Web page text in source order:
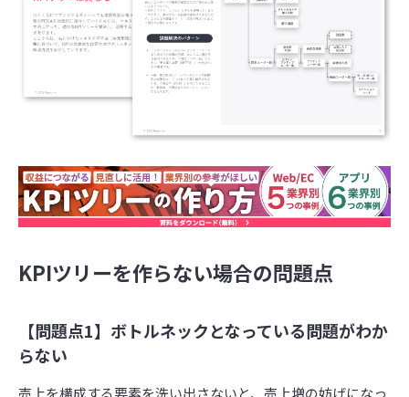
KPIツリーを作らない場合の問題点
【問題点1】ボトルネックとなっている問題がわか
らない
売上を構成する要素を洗い出さないと、売上増の妨げになっ